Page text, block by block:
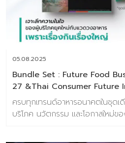
05.08.2025
Bundle Set : Future Food
27 &Thai Consumer Future
ครบทุกเทรนด์อาหารอนาคตในชุดเ
บริโภค นวัตกรรม และโอกาสใหม่